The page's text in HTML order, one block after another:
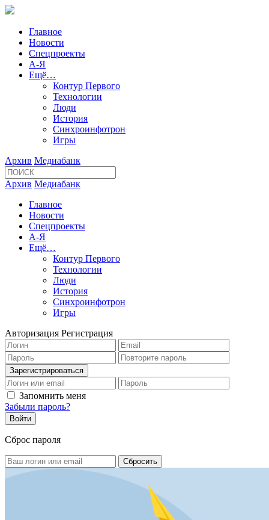
Главное
Новости
Спецпроекты
А-Я
Ещё…
Контур Первого
Технологии
Люди
История
Синхроинфотрон
Игры
Архив Медиабанк
Архив Медиабанк
Главное
Новости
Спецпроекты
А-Я
Ещё…
Контур Первого
Технологии
Люди
История
Синхроинфотрон
Игры
Авторизация Регистрация
Запомнить меня
Забыли пароль?
Сброс пароля